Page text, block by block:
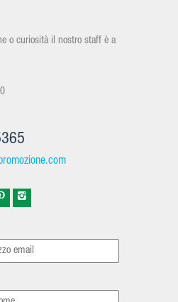
o curiosità il nostro staff è a